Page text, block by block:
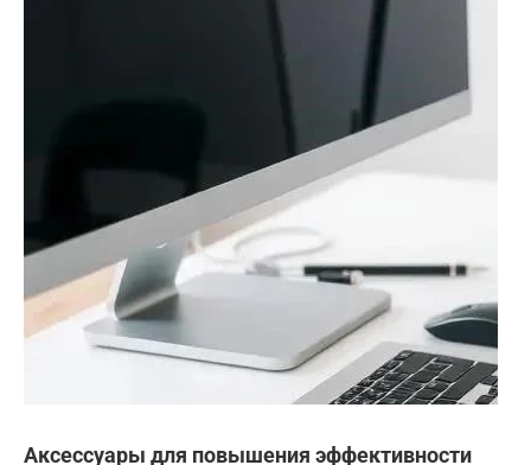
Аксессуары для повышения эффективности